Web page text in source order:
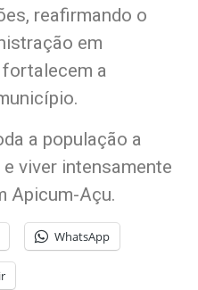
reafirmando o
em
a
a população a
viver intensamente
Apicum-Açu.
WhatsApp